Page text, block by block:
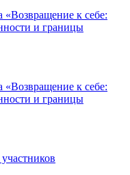
«Возвращение к себе:
и границы
«Возвращение к себе:
и границы